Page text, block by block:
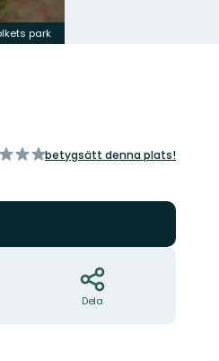
park
betygsätt denna plats!
Dela